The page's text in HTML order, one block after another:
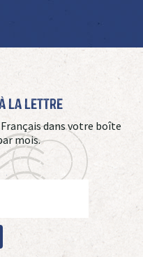
La Lettre
dans votre boîte
mois.